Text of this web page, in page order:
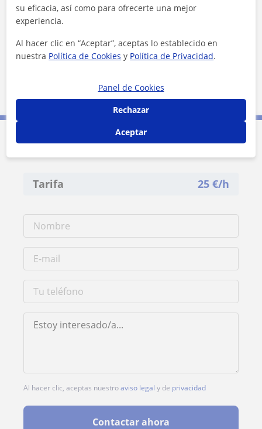
¿Quieres saber más de Marieli?
Datos verificados
★★★★★ 5 valoraciones
Tarifa 25 €/h
Al hacer clic, aceptas nuestroaviso legal y de privacidad
Contactar ahora
su eficacia, así como para ofrecerte una mejor
experiencia.
Al hacer clic en “Aceptar”, aceptas lo establecido en
nuestra Política de Cookies y Política de Privacidad.
Panel de Cookies
Rechazar
Aceptar